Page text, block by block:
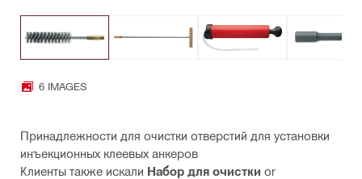
6 IMAGES
Принадлежности для очистки отверстий для установки
инъекционных клеевых анкеров
Клиенты также искали Набор для очистки or